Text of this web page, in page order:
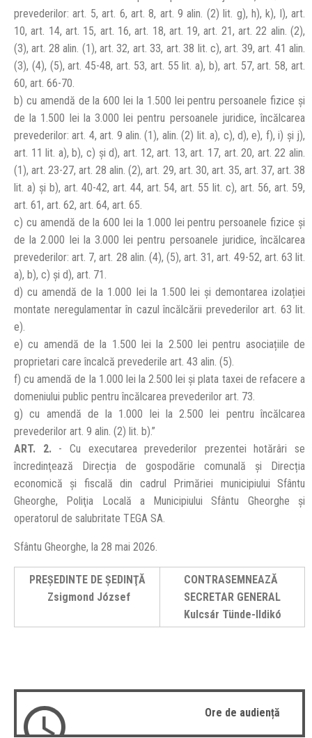
prevederilor: art. 5, art. 6, art. 8, art. 9 alin. (2) lit. g), h), k), l), art.
10, art. 14, art. 15, art. 16, art. 18, art. 19, art. 21, art. 22 alin. (2),
(3), art. 28 alin. (1), art. 32, art. 33, art. 38 lit. c), art. 39, art. 41 alin.
(3), (4), (5), art. 45-48, art. 53, art. 55 lit. a), b), art. 57, art. 58, art.
60, art. 66-70.
b) cu amendă de la 600 lei la 1.500 lei pentru persoanele fizice și
de la 1.500 lei la 3.000 lei pentru persoanele juridice, încălcarea
prevederilor: art. 4, art. 9 alin. (1), alin. (2) lit. a), c), d), e), f), i) și j),
art. 11 lit. a), b), c) și d), art. 12, art. 13, art. 17, art. 20, art. 22 alin.
(1), art. 23-27, art. 28 alin. (2), art. 29, art. 30, art. 35, art. 37, art. 38
lit. a) și b), art. 40-42, art. 44, art. 54, art. 55 lit. c), art. 56, art. 59,
art. 61, art. 62, art. 64, art. 65.
c) cu amendă de la 600 lei la 1.000 lei pentru persoanele fizice și
de la 2.000 lei la 3.000 lei pentru persoanele juridice, încălcarea
prevederilor: art. 7, art. 28 alin. (4), (5), art. 31, art. 49-52, art. 63 lit.
a), b), c) și d), art. 71.
d) cu amendă de la 1.000 lei la 1.500 lei și demontarea izolației
montate neregulamentar în cazul încălcării prevederilor art. 63 lit.
e).
e) cu amendă de la 1.500 lei la 2.500 lei pentru asociațiile de
proprietari care încalcă prevederile art. 43 alin. (5).
f) cu amendă de la 1.000 lei la 2.500 lei și plata taxei de refacere a
domeniului public pentru încălcarea prevederilor art. 73.
g) cu amendă de la 1.000 lei la 2.500 lei pentru încălcarea
prevederilor art. 9 alin. (2) lit. b).”
ART. 2. - Cu executarea prevederilor prezentei hotărâri se
încredinţează Direcția de gospodărie comunală și Direcția
economică și fiscală din cadrul Primăriei municipiului Sfântu
Gheorghe, Poliţia Locală a Municipiului Sfântu Gheorghe și
operatorul de salubritate TEGA SA.
Sfântu Gheorghe, la 28 mai 2026.
PREŞEDINTE DE ŞEDINŢĂ
Zsigmond József
CONTRASEMNEAZĂ
SECRETAR GENERAL
Kulcsár Tünde-Ildikó
Ore de audiență